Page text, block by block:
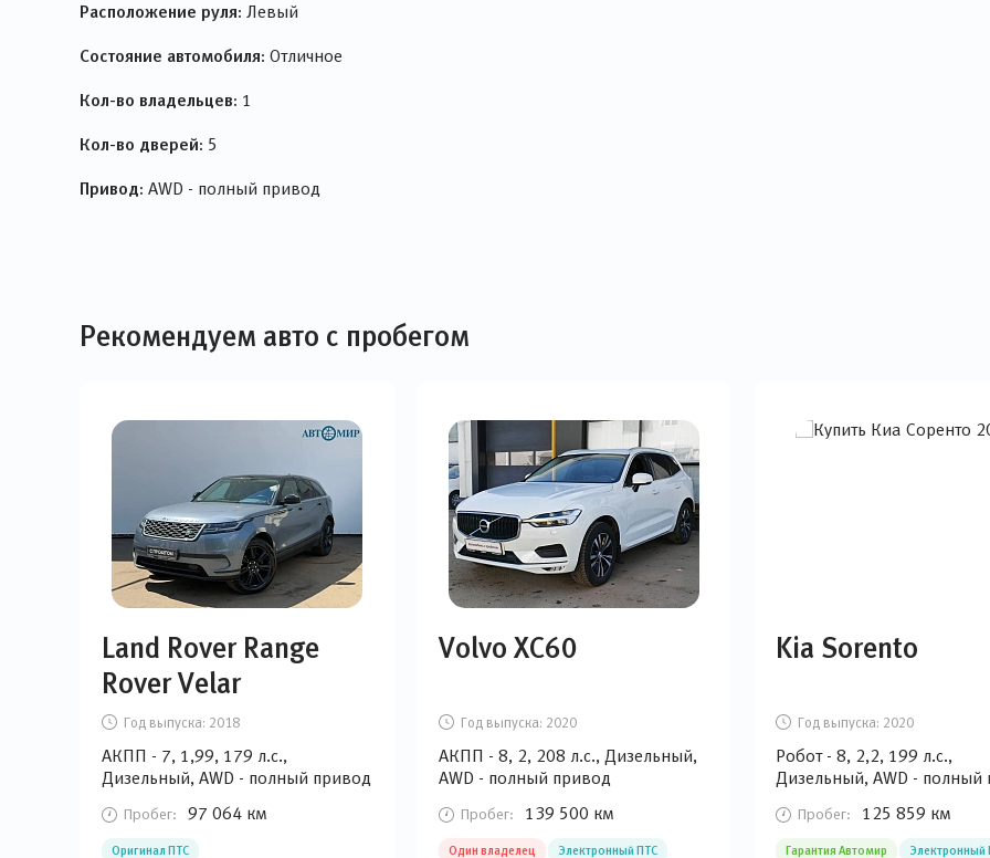
Расположение руля: Левый
Состояние автомобиля: Отличное
Кол-во владельцев: 1
Кол-во дверей: 5
Привод: AWD - полный привод
Рекомендуем авто с пробегом
Land Rover Range
Rover Velar
Год выпуска: 2018
АКПП - 7, 1,99, 179 л.с.,
Дизельный, AWD - полный привод
Пробег: 97 064 км
Оригинал ПТС
Volvo XC60
Год выпуска: 2020
АКПП - 8, 2, 208 л.с., Дизельный,
AWD - полный привод
Пробег: 139 500 км
Один владелец Электронный ПТС
Kia Sorento
Год выпуска: 2020
Робот - 8, 2,2, 199 л.с.,
Дизельный, AWD - полный
Пробег: 125 859 км
Гарантия Автомир Электронный